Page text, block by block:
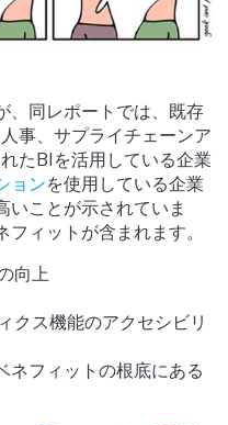
、同レポートでは、既存
事、サプライチェーンア
たBIを活用している企業
ョンを使用している企業
いことが示されていま
ィットが含まれます。
向上
クス機能のアクセシビリ
ネフィットの根底にある